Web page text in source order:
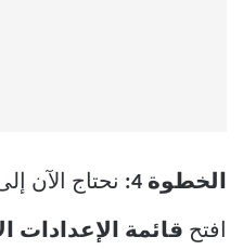
الخطوة 4: نحتاج الآن
افتح قائمة الإعدادات